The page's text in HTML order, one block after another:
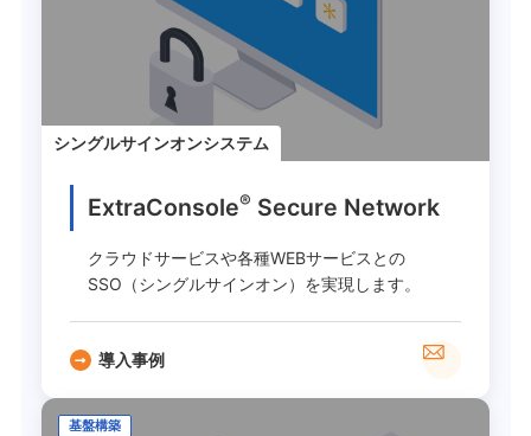
シングルサインオンシステム
ExtraConsole® Secure Network
クラウドサービスや各種WEBサービスとの
SSO（シングルサインオン）を実現します。
導入事例
基盤構築